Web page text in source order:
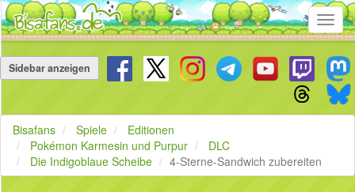
überspringen
Sidebar anzeigen
Bisafans Spiele
Editionen
Pokémon Karmesin und Purpur
DLC
Die Indigoblaue Scheibe
4-Sterne-Sandwich zubereiten